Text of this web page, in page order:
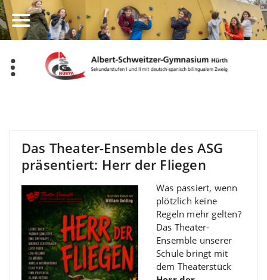
Zum
Inhalt
springen
Das Theater-Ensemble des ASG
präsentiert: Herr der Fliegen
Was passiert, wenn
plötzlich keine
Regeln mehr gelten?
Das Theater-
Ensemble unserer
Schule bringt mit
dem Theaterstück